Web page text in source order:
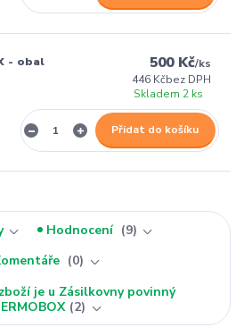
- obal 500 Kč/ks
446 Kčbez DPH
Skladem 2 ks
Přidat do košíku
Hodnocení
9
0
je u Zásilkovny povinný
2